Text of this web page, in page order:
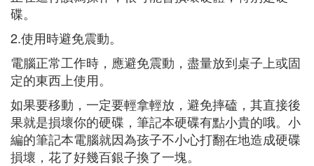
碟。
2.使用時避免震動。
電腦正常工作時，應避免震動，盡量放到桌子上或固
定的東西上使用。
如果要移動，一定要輕拿輕放，避免摔磕，其直接後
果就是損壞你的硬碟，筆記本硬碟有點小貴的哦。小
編的筆記本電腦就因為孩子不小心打翻在地造成硬碟
損壞，花了好幾百銀子換了一塊。